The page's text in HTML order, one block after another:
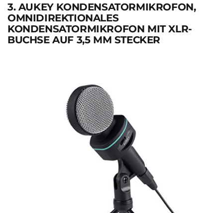
3. AUKEY KONDENSATORMIKROFON,
OMNIDIREKTIONALES
KONDENSATORMIKROFON MIT XLR-
BUCHSE AUF 3,5 MM STECKER